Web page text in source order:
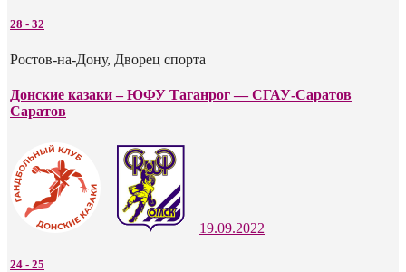
28 - 32
Ростов-на-Дону, Дворец спорта
Донские казаки – ЮФУ Таганрог — СГАУ-Саратов
Саратов
19.09.2022
24 - 25